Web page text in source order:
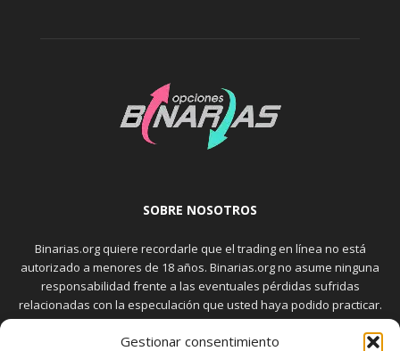
Gestionar consentimiento
SOBRE NOSOTROS
Binarias.org quiere recordarle que el trading en línea no está
autorizado a menores de 18 años. Binarias.org no asume ninguna
responsabilidad frente a las eventuales pérdidas sufridas
relacionadas con la especulación que usted haya podido practicar.
El trading en el mercado de opciones binarias implica riesgos
elevados. Usted debe conocer y aceptar estos riesgos, que